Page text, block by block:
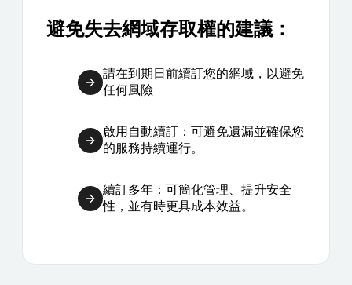
避免失去網域存取權的建議：
請在到期日前續訂您的網域，以避免
任何風險
啟用自動續訂：可避免遺漏並確保您
的服務持續運行。
續訂多年：可簡化管理、提升安全
性，並有時更具成本效益。